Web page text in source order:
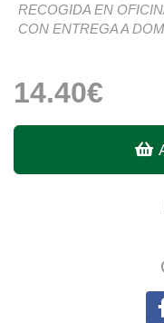
RECOGIDA EN
CON ENTREGA A
14.40€